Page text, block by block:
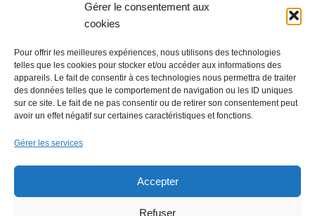
Gérer le consentement aux
cookies
Pour offrir les meilleures expériences, nous utilisons des technologies
telles que les cookies pour stocker et/ou accéder aux informations des
appareils. Le fait de consentir à ces technologies nous permettra de traiter
des données telles que le comportement de navigation ou les ID uniques
sur ce site. Le fait de ne pas consentir ou de retirer son consentement peut
avoir un effet négatif sur certaines caractéristiques et fonctions.
Gérer les services
Accepter
Refuser
Mentions légales
Pour aller plus loin :
Se syndiquer en ligne